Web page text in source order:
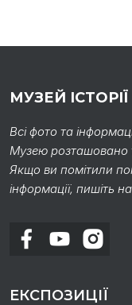
МУЗЕЙ ІСТОРІЇ
Всі фото та
Музею розташовано
Якщо ви помітили
інформації, пишіть
ЕКСПОЗИЦІЇ